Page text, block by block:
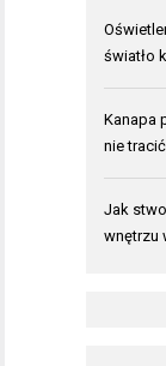
światło
Kanapa
nie
Jak
wnętrzu